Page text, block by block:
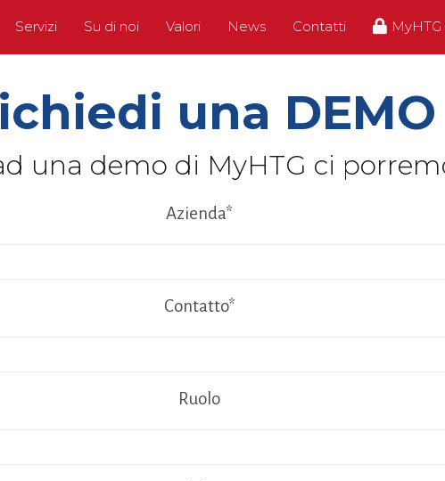
Servizi Su di noi Valori News Contatti
una DEMO
una demo di MyHTG ci
Azienda*
Contatto*
Ruolo